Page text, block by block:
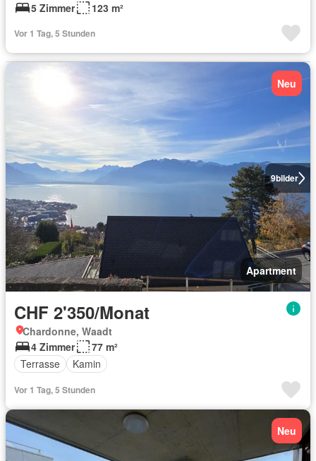
5 Zimmer
123 m²
Vor 1 Tag, 5 Stunden
9bilder
Neu
Apartment
CHF 2'350/Monat
Chardonne, Waadt
4 Zimmer
77 m²
Terrasse
Kamin
Vor 1 Tag, 5 Stunden
Neu